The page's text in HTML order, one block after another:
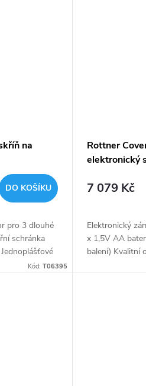
na
DO KOŠÍKU
pro 3 dlouhé
schránka
Kód: T06395
Rottner
elektronický
7 079 Kč
Elektronický
x 1,5V AA
balení) Kvalitní